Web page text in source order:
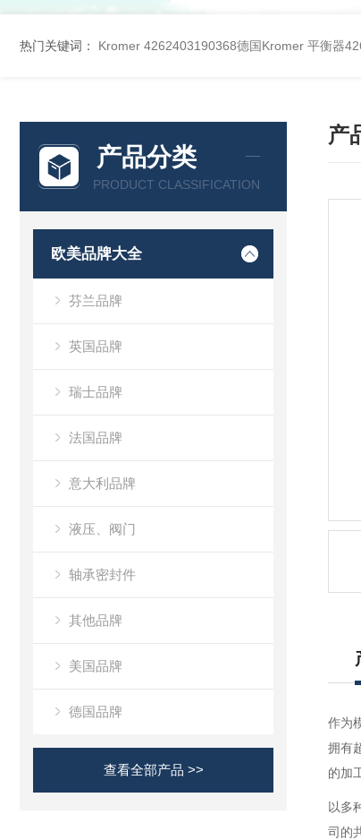
热门关键词： Kromer 4262403190368德国Kromer 平衡器
产品分类
PRODUCT CLASSIFICATION
欧美品牌大全
芬兰品牌
英国品牌
瑞士品牌
法国品牌
意大利品牌
液压、阀门
轴承密封件
其他品牌
美国品牌
德国品牌
查看全部产品 >>
产
作为
拥有
的加
以多
司的